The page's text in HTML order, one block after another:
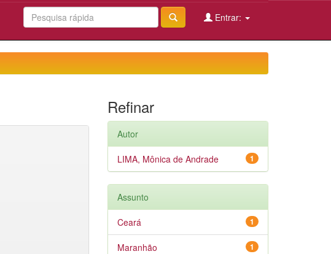
Entrar:
Refinar
Autor
1
LIMA, Mônica de Andrade
Assunto
1
Ceará
1
Maranhão